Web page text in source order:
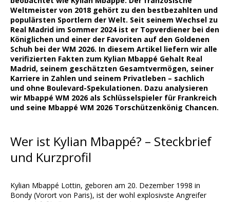
Weltmeister von 2018 gehört zu den bestbezahlten und
populärsten Sportlern der Welt. Seit seinem Wechsel zu
Real Madrid im Sommer 2024 ist er Topverdiener bei den
Königlichen und einer der Favoriten auf den Goldenen
Schuh bei der WM 2026. In diesem Artikel liefern wir alle
verifizierten Fakten zum Kylian Mbappé Gehalt Real
Madrid, seinem geschätzten Gesamtvermögen, seiner
Karriere in Zahlen und seinem Privatleben – sachlich
und ohne Boulevard-Spekulationen. Dazu analysieren
wir Mbappé WM 2026 als Schlüsselspieler für Frankreich
und seine Mbappé WM 2026 Torschützenkönig Chancen.
Wer ist Kylian Mbappé? – Steckbrief
und Kurzprofil
Kylian Mbappé Lottin, geboren am 20. Dezember 1998 in
Bondy (Vorort von Paris), ist der wohl explosivste Angreifer